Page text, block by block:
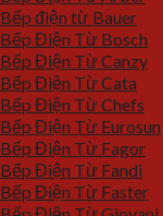
Bếp điện từ Bauer
Bếp Điện Từ Bosch
Bếp Điện Từ Canzy
Bếp Điện Từ Cata
Bếp Điện Từ Chefs
Bếp Điện Từ Eurosun
Bếp Điện Từ Fagor
Bếp Điện Từ Fandi
Bếp Điện Từ Faster